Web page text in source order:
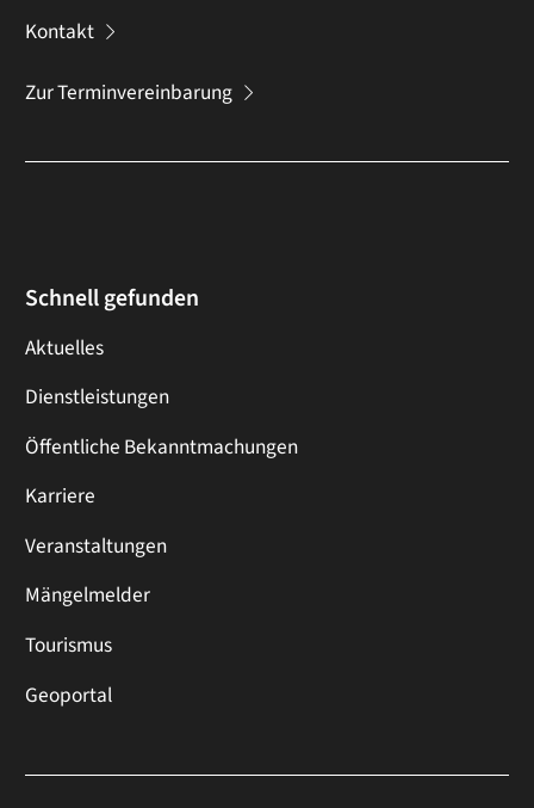
Kontakt
Zur Terminvereinbarung
Schnell gefunden
Aktuelles
Dienstleistungen
Öffentliche Bekanntmachungen
Karriere
Veranstaltungen
Mängelmelder
Tourismus
Geoportal